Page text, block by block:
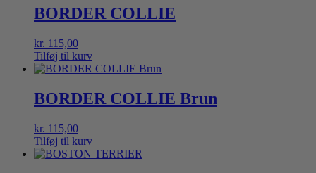
BORDER COLLIE
kr. 115,00
Tilføj til kurv
BORDER COLLIE Brun
kr. 115,00
Tilføj til kurv